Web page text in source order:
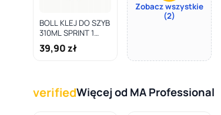
BOLL KLEJ DO SZYB
310ML SPRINT 1
GODZ. / BOLL
39,90 zł
Zobacz wszystkie
(2)
verifiedWięcej od MA Professional